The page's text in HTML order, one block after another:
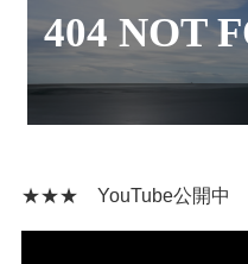
★★★ YouTube公開中